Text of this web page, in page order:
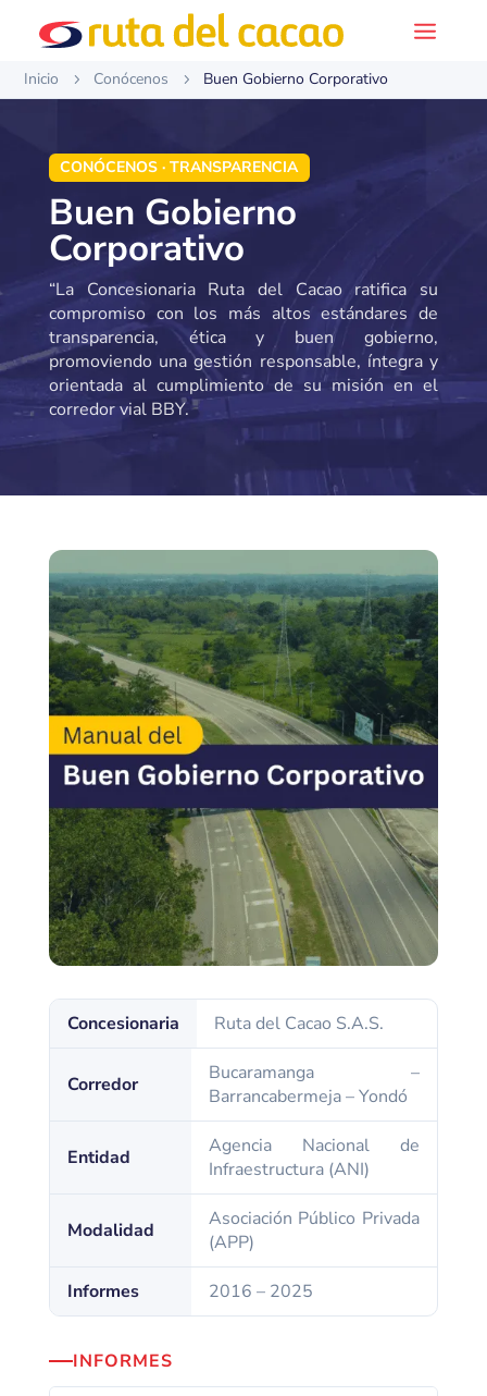
Inicio 5 Conócenos 5 Buen Gobierno Corporativo
CONÓCENOS · TRANSPARENCIA
Buen Gobierno
Corporativo
“La Concesionaria Ruta del Cacao ratifica su
compromiso con los más altos estándares de
transparencia, ética y buen gobierno,
promoviendo una gestión responsable, íntegra y
orientada al cumplimiento de su misión en el
corredor vial BBY.
Concesionaria Ruta del Cacao S.A.S.
Corredor
Bucaramanga –
Barrancabermeja – Yondó
Entidad
Agencia Nacional de
Infraestructura (ANI)
Modalidad
Asociación Público Privada
(APP)
Informes 2016 – 2025
INFORMES